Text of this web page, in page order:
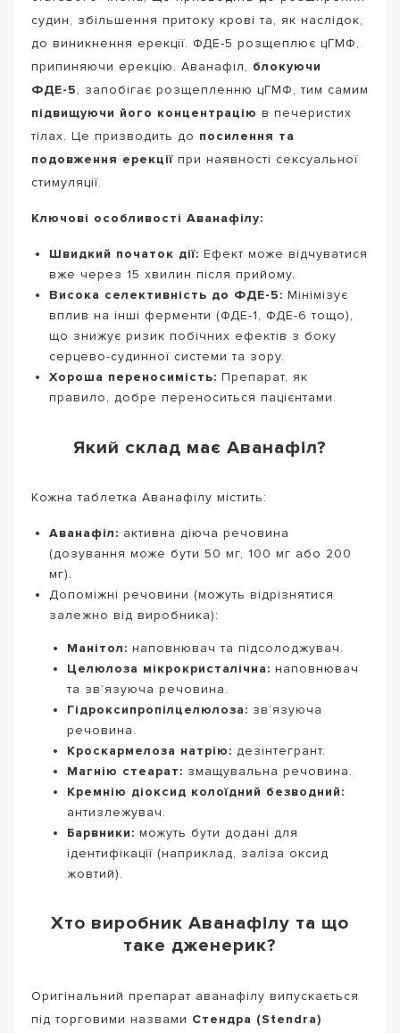
судин, збільшення притоку крові та, як наслідок,
до виникнення ерекції. ФДЕ-5 розщеплює цГМФ,
припиняючи ерекцію. Аванафіл, блокуючи
ФДЕ-5, запобігає розщепленню цГМФ, тим самим
підвищуючи його концентрацію в печеристих
тілах. Це призводить до посилення та
подовження ерекції при наявності сексуальної
стимуляції.
Ключові особливості Аванафілу:
Швидкий початок дії: Ефект може відчуватися
вже через 15 хвилин після прийому.
Висока селективність до ФДЕ-5: Мінімізує
вплив на інші ферменти (ФДЕ-1, ФДЕ-6 тощо),
що знижує ризик побічних ефектів з боку
серцево-судинної системи та зору.
Хороша переносимість: Препарат, як
правило, добре переноситься пацієнтами.
Який склад має Аванафіл?
Кожна таблетка Аванафілу містить:
Аванафіл: активна діюча речовина
(дозування може бути 50 мг, 100 мг або 200
мг).
Допоміжні речовини (можуть відрізнятися
залежно від виробника):
Манітол: наповнювач та підсолоджувач.
Целюлоза мікрокристалічна: наповнювач
та зв’язуюча речовина.
Гідроксипропілцелюлоза: зв’язуюча
речовина.
Кроскармелоза натрію: дезінтегрант.
Магнію стеарат: змащувальна речовина.
Кремнію діоксид колоїдний безводний:
антизлежувач.
Барвники: можуть бути додані для
ідентифікації (наприклад, заліза оксид
жовтий).
Хто виробник Аванафілу та що
таке дженерик?
Оригінальний препарат аванафілу випускається
під торговими назвами Стендра (Stendra)